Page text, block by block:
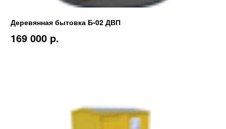
Деревянная бытовка Б-02 ДВП
169 000 p.